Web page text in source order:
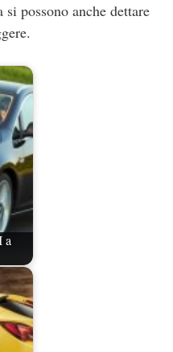
possono anche dettare
a